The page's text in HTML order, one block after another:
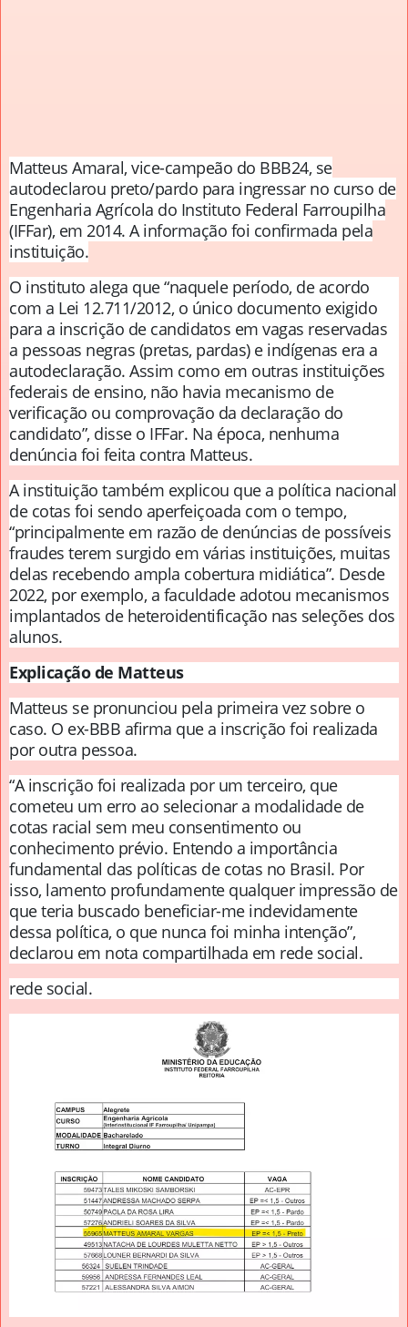
Matteus Amaral, vice-campeão do BBB24, se
autodeclarou preto/pardo para ingressar no curso de
Engenharia Agrícola do Instituto Federal Farroupilha
(IFFar), em 2014. A informação foi confirmada pela
instituição.
O instituto alega que “naquele período, de acordo
com a Lei 12.711/2012, o único documento exigido
para a inscrição de candidatos em vagas reservadas
a pessoas negras (pretas, pardas) e indígenas era a
autodeclaração. Assim como em outras instituições
federais de ensino, não havia mecanismo de
verificação ou comprovação da declaração do
candidato”, disse o IFFar. Na época, nenhuma
denúncia foi feita contra Matteus.
A instituição também explicou que a política nacional
de cotas foi sendo aperfeiçoada com o tempo,
“principalmente em razão de denúncias de possíveis
fraudes terem surgido em várias instituições, muitas
delas recebendo ampla cobertura midiática”. Desde
2022, por exemplo, a faculdade adotou mecanismos
implantados de heteroidentificação nas seleções dos
alunos.
Explicação de Matteus
Matteus se pronunciou pela primeira vez sobre o
caso. O ex-BBB afirma que a inscrição foi realizada
por outra pessoa.
“A inscrição foi realizada por um terceiro, que
cometeu um erro ao selecionar a modalidade de
cotas racial sem meu consentimento ou
conhecimento prévio. Entendo a importância
fundamental das políticas de cotas no Brasil. Por
isso, lamento profundamente qualquer impressão de
que teria buscado beneficiar-me indevidamente
dessa política, o que nunca foi minha intenção”,
declarou em nota compartilhada em rede social.
rede social.